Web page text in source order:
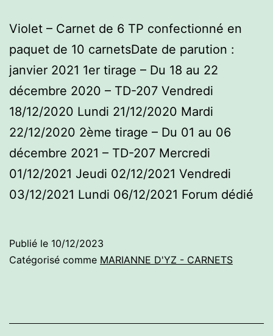
Violet – Carnet de 6 TP confectionné en
paquet de 10 carnetsDate de parution :
janvier 2021 1er tirage – Du 18 au 22
décembre 2020 – TD-207 Vendredi
18/12/2020 Lundi 21/12/2020 Mardi
22/12/2020 2ème tirage – Du 01 au 06
décembre 2021 – TD-207 Mercredi
01/12/2021 Jeudi 02/12/2021 Vendredi
03/12/2021 Lundi 06/12/2021 Forum dédié
Publié le 10/12/2023
Catégorisé comme MARIANNE D'YZ - CARNETS